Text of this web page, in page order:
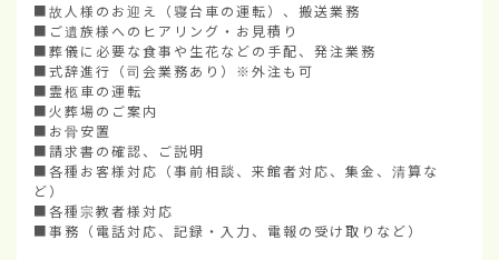
■故人様のお迎え（寝台車の運転）、搬送業務
■ご遺族様へのヒアリング・お見積り
■葬儀に必要な食事や生花などの手配、発注業務
■式辞進行（司会業務あり）※外注も可
■霊柩車の運転
■火葬場のご案内
■お骨安置
■請求書の確認、ご説明
■各種お客様対応（事前相談、来館者対応、集金、清算な
ど）
■各種宗教者様対応
■事務（電話対応、記録・入力、電報の受け取りなど）